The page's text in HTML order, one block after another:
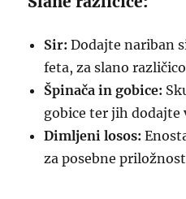
Sir: Dodajte nariban
feta, za slano
Špinača in gobice:
gobice ter jih dodajte
Dimljeni losos:
za posebne